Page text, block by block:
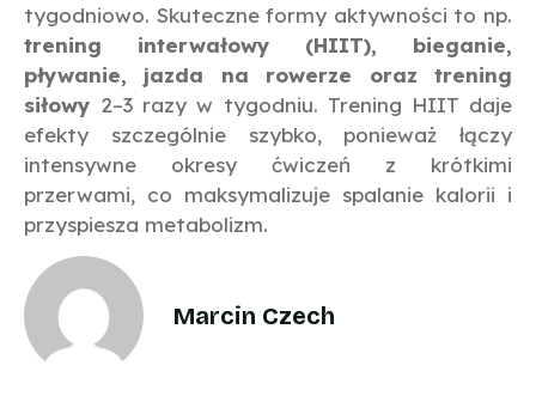
tygodniowo. Skuteczne formy aktywności to np.
trening interwałowy (HIIT), bieganie,
pływanie, jazda na rowerze oraz trening
siłowy 2–3 razy w tygodniu. Trening HIIT daje
efekty szczególnie szybko, ponieważ łączy
intensywne okresy ćwiczeń z krótkimi
przerwami, co maksymalizuje spalanie kalorii i
przyspiesza metabolizm.
Marcin Czech